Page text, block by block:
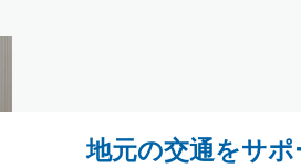
地元の交通をサ